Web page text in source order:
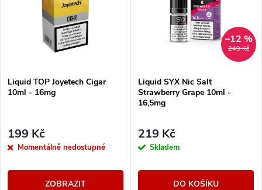
Liquid TOP Joyetech Cigar
10ml - 16mg
199 Kč
Momentálně nedostupné
ZOBRAZIT
249 Kč
–12 %
Liquid SYX Nic Salt
Strawberry Grape 10ml -
16,5mg
219 Kč
Skladem
DO KOŠÍKU